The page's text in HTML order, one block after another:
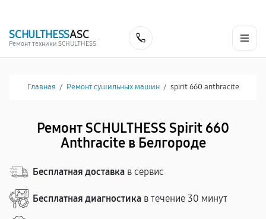
SCHULTHESSASC
Ремонт техники SCHULTHESS
Главная / Ремонт сушильных машин / spirit 660 anthracite
Ремонт SCHULTHESS Spirit 660
Anthracite в Белгороде
Бесплатная доставка в сервис
Бесплатная диагностика в течение 30 минут